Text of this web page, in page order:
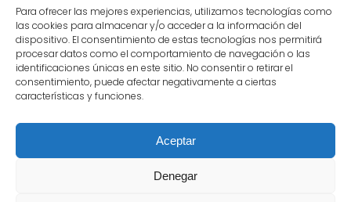
Para ofrecer las mejores experiencias, utilizamos tecnologías como
las cookies para almacenar y/o acceder a la información del
dispositivo. El consentimiento de estas tecnologías nos permitirá
procesar datos como el comportamiento de navegación o las
identificaciones únicas en este sitio. No consentir o retirar el
consentimiento, puede afectar negativamente a ciertas
características y funciones.
Aceptar
Denegar
© 2025 Oficina Acelera Pyme Soria ·
Federación de Organizaciones